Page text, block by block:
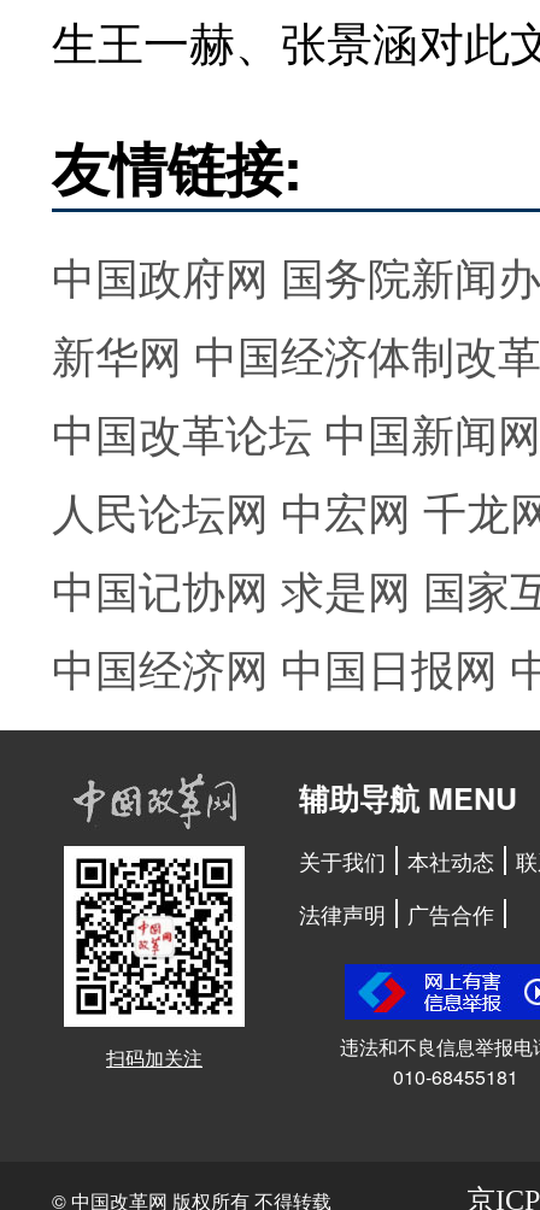
生王一赫、张景涵对此
友情链接:
中国政府网 国务院新闻
新华网 中国经济体制改
中国改革论坛 中国新闻网
人民论坛网 中宏网 千龙
中国记协网 求是网 国家
中国经济网 中国日报网
扫码加关注
辅助导航 MENU
关于我们 本社动态
法律声明
广告合作
违法和不良信息举报电
010-68455181
© 中国改革网 版权所有 不得转载 京